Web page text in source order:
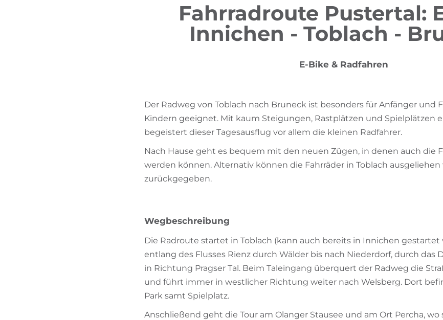
Fahrradroute Pustertal:
Innichen - Toblach -
E-Bike & Radfahren
Der Radweg von Toblach nach Bruneck ist besonders für Anfänger und
Kindern geeignet. Mit kaum Steigungen, Rastplätzen und Spielplätzen
begeistert dieser Tagesausflug vor allem die kleinen Radfahrer.
Nach Hause geht es bequem mit den neuen Zügen, in denen auch die
werden können. Alternativ können die Fahrräder in Toblach
zurückgegeben.
Wegbeschreibung
Die Radroute startet in Toblach (kann auch bereits in Innichen
entlang des Flusses Rienz durch Wälder bis nach Niederdorf, durch das
in Richtung Pragser Tal. Beim Taleingang überquert der Radweg die
und führt immer in westlicher Richtung weiter nach Welsberg. Dort
Park samt Spielplatz.
Anschließend geht die Tour am Olanger Stausee und am Ort Percha,